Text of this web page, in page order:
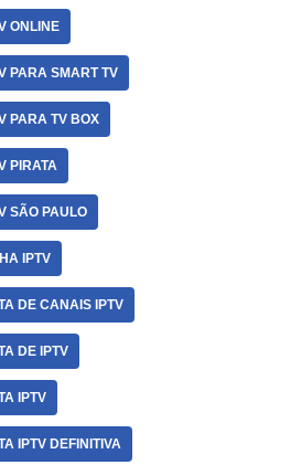
ONLINE
PARA SMART TV
PARA TV BOX
PIRATA
SÃO PAULO
IPTV
DE CANAIS IPTV
DE IPTV
IPTV
IPTV DEFINITIVA